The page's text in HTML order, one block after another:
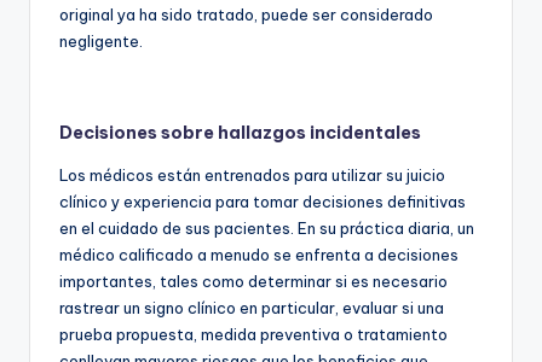
original ya ha sido tratado, puede ser considerado
negligente.
Decisiones sobre hallazgos incidentales
Los médicos están entrenados para utilizar su juicio
clínico y experiencia para tomar decisiones definitivas
en el cuidado de sus pacientes. En su práctica diaria, un
médico calificado a menudo se enfrenta a decisiones
importantes, tales como determinar si es necesario
rastrear un signo clínico en particular, evaluar si una
prueba propuesta, medida preventiva o tratamiento